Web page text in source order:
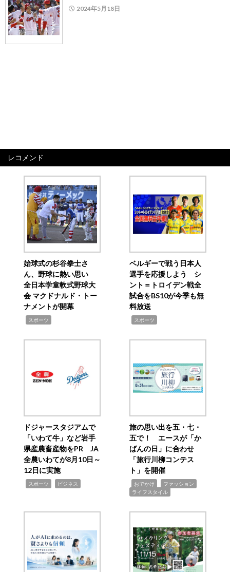
2024年5月18日
レコメンド
始球式の杉谷拳士さ
ん、野球に熱い思い
全日本学童軟式野球大
会 マクドナルド・トー
ナメントが開幕
スポーツ
ベルギーで戦う日本人
選手を応援しよう シ
ント＝トロイデン戦全
試合をBS10が今季も無
料放送
スポーツ
ドジャースタジアムで
「いわて牛」など岩手
県産農畜産物をPR JA
全農いわてが8月10日～
12日に実施
スポーツ ビジネス
旅の思い出を五・七・
五で！ エースが「か
ばんの日」に合わせ
「旅行川柳コンテス
ト」を開催
おでかけ ファッション
ライフスタイル